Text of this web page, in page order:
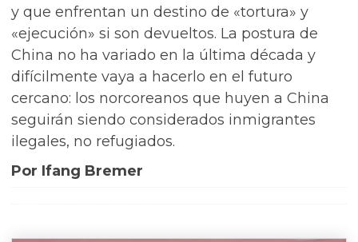
y que enfrentan un destino de «tortura» y
«ejecución» si son devueltos. La postura de
China no ha variado en la última década y
difícilmente vaya a hacerlo en el futuro
cercano: los norcoreanos que huyen a China
seguirán siendo considerados inmigrantes
ilegales, no refugiados.
Por Ifang Bremer